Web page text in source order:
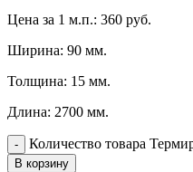
Цена за 1 м.п.: 360 руб.
Ширина: 90 мм.
Толщина: 15 мм.
Длина: 2700 мм.
Количество товара
В корзину